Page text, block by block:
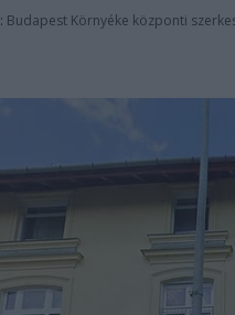
Budapest Környéke központi